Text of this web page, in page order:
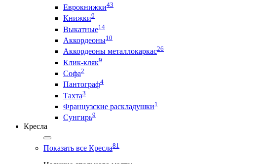
Еврокнижки43
Книжки9
Выкатные14
Аккордеоны10
Аккордеоны металлокаркас26
Клик-кляк9
Софа2
Пантограф4
Тахта3
Французские раскладушки1
Сунгирь9
Кресла
Показать все Кресла81